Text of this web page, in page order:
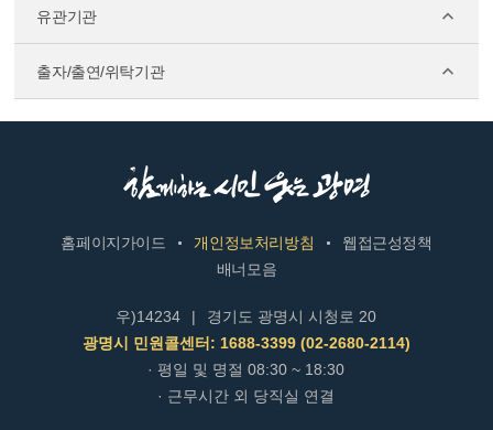
유관기관
출자/출연/위탁기관
홈페이지가이드 개인정보처리방침
웹접근성정책
배너모음
우)14234 |
경기도 광명시 시청로 20
광명시 민원콜센터: 1688-3399 (02-2680-2114)
· 평일 및 명절 08:30 ~ 18:30
· 근무시간 외 당직실 연결